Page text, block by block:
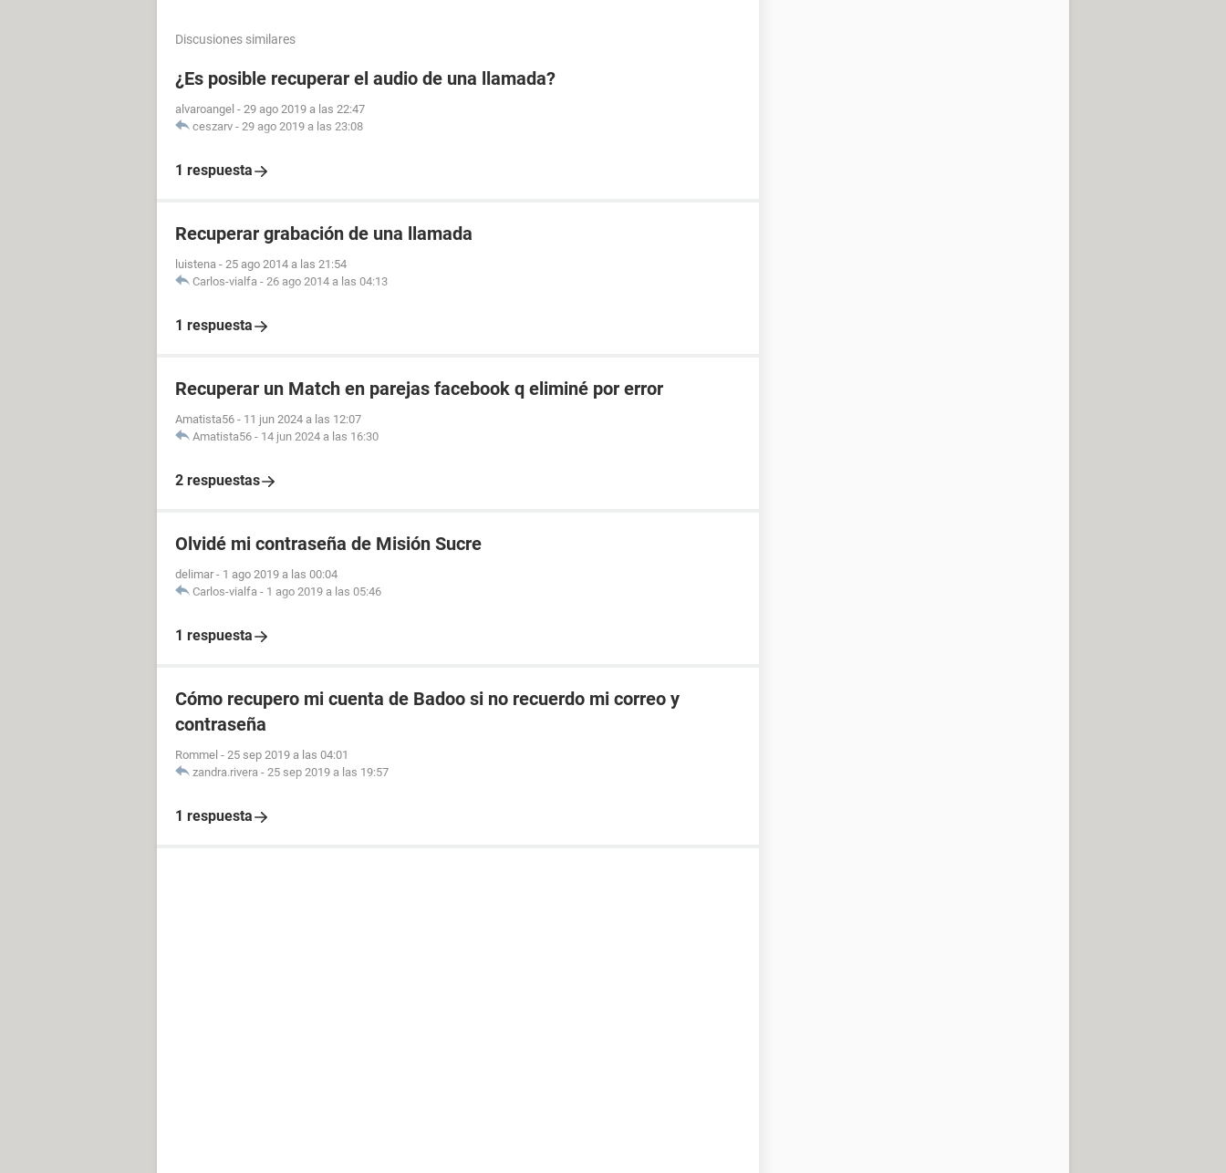
Discusiones similares
¿Es posible recuperar el audio de una llamada?
alvaroangel - 29 ago 2019 a las 22:47
ceszarv - 29 ago 2019 a las 23:08
1 respuesta
Recuperar grabación de una llamada
luistena - 25 ago 2014 a las 21:54
Carlos-vialfa - 26 ago 2014 a las 04:13
1 respuesta
Recuperar un Match en parejas facebook q eliminé por error
Amatista56 - 11 jun 2024 a las 12:07
Amatista56 - 14 jun 2024 a las 16:30
2 respuestas
Olvidé mi contraseña de Misión Sucre
delimar - 1 ago 2019 a las 00:04
Carlos-vialfa - 1 ago 2019 a las 05:46
1 respuesta
Cómo recupero mi cuenta de Badoo si no recuerdo mi correo y
contraseña
Rommel - 25 sep 2019 a las 04:01
zandra.rivera - 25 sep 2019 a las 19:57
1 respuesta